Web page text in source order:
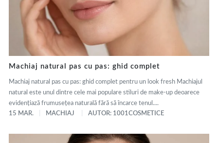
Machiaj natural pas cu pas: ghid complet
Machiaj natural pas cu pas: ghid complet pentru un look fresh Machiajul
natural este unul dintre cele mai populare stiluri de make-up deoarece
evidențiază frumusețea naturală fără să încarce tenul....
15 MAR.
MACHIAJ AUTOR: 1001COSMETICE